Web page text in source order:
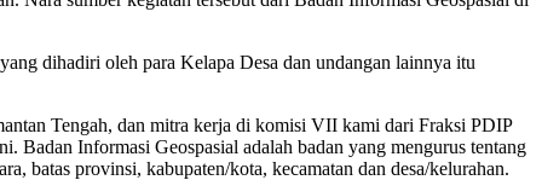
dihadiri oleh para Kelapa Desa dan undangan lainnya itu
Tengah, dan mitra kerja di komisi VII kami dari Fraksi PDIP
Badan Informasi Geospasial adalah badan yang mengurus tentang
batas provinsi, kabupaten/kota, kecamatan dan desa/kelurahan.